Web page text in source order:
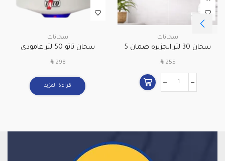
سخانات
سخان 30 لتر الجزيره ضمان 5
SAR255
سخانات
سخان تاتو 50 لتر عامودي
SAR298
قراءة المزيد